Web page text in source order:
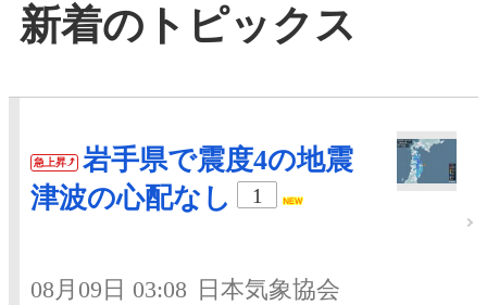
新着のトピックス
急上昇
岩手県で震度4の地震
津波の心配なし
1
08月09日 03:08 日本気象協会